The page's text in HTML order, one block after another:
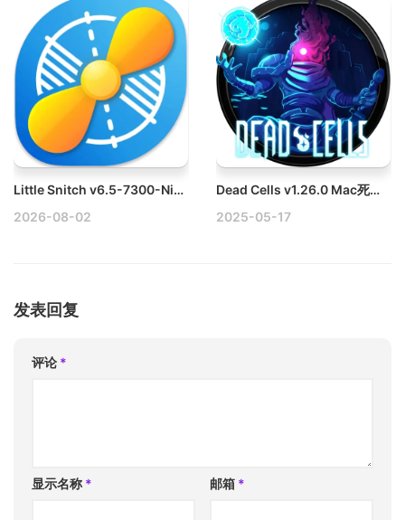
Little Snitch v6.5-7300-Nightly Mac防火墙破解版 一手掌控网络连接
2026-08-02
Dead Cells v1.26.0 Mac死亡细胞破解版
2025-05-17
发表回复
评论 *
显示名称 * 邮箱 *